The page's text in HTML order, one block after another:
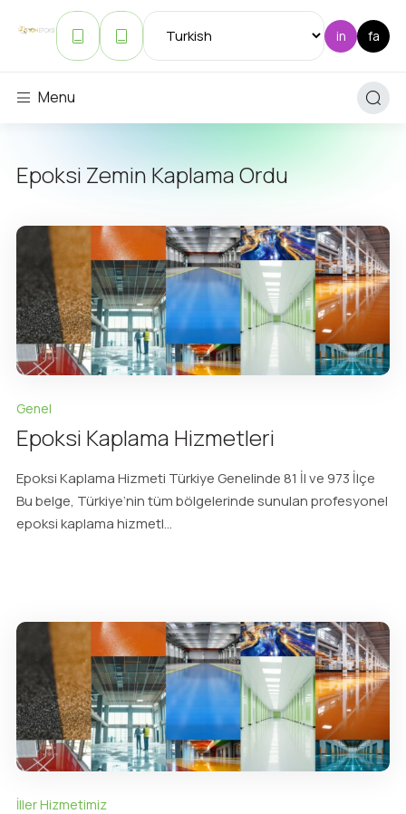
Menu
Epoksi Zemin Kaplama Ordu
Genel
Epoksi Kaplama Hizmetleri
Epoksi Kaplama Hizmeti Türkiye Genelinde 81 İl ve 973 İlçe
Bu belge, Türkiye’nin tüm bölgelerinde sunulan profesyonel
epoksi kaplama hizmetl...
İller Hizmetimiz